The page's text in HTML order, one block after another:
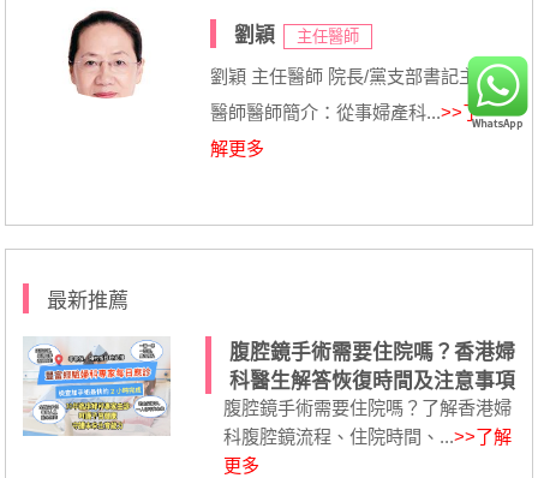
劉穎 主任醫師
劉穎 主任醫師 院長/黨支部書記主任
醫師醫師簡介：從事婦產科...>>了
解更多
最新推薦
腹腔鏡手術需要住院嗎？香港婦
科醫生解答恢復時間及注意事項
腹腔鏡手術需要住院嗎？了解香港婦
科腹腔鏡流程、住院時間、...>>了解
更多